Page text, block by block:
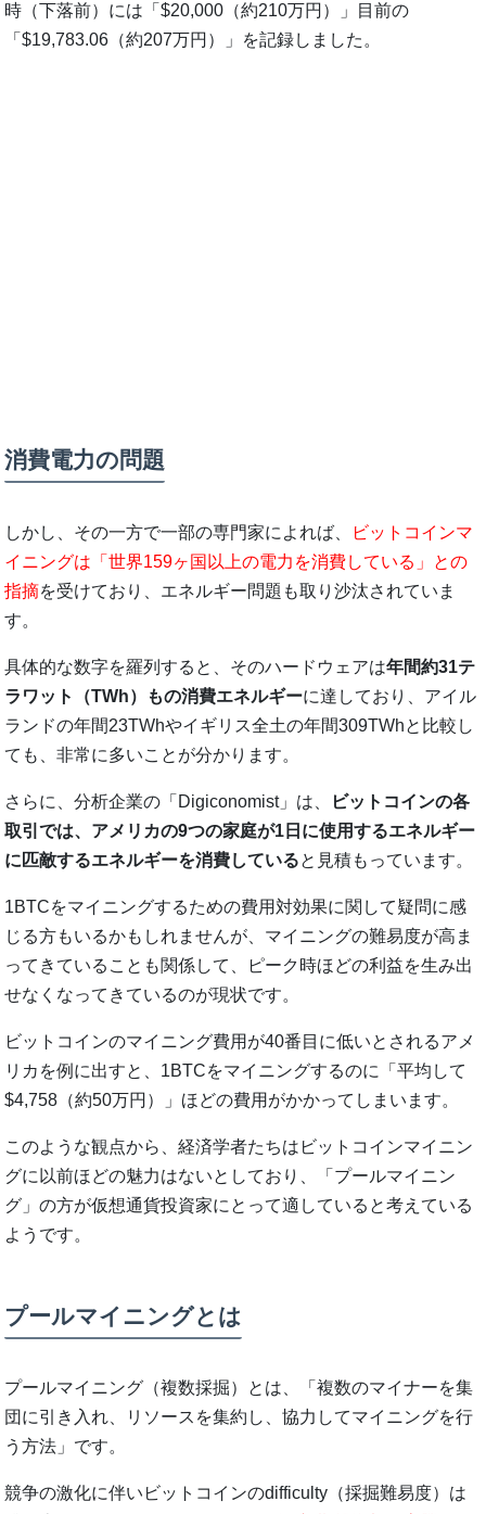
時（下落前）には「$20,000（約210万円）」目前の
「$19,783.06（約207万円）」を記録しました。
消費電力の問題
しかし、その一方で一部の専門家によれば、
ビットコインマ
イニングは「世界159ヶ国以上の電力を消費している」との
指摘を受けており、エネルギー問題も取り沙汰されていま
す。
具体的な数字を羅列すると、そのハードウェアは年間約31テ
ラワット（TWh）もの消費エネルギーに達しており、アイル
ランドの年間23TWhやイギリス全土の年間309TWhと比較し
ても、非常に多いことが分かります。
さらに、分析企業の「Digiconomist」は、
ビットコインの各
取引では、アメリカの9つの家庭が1日に使用するエネルギー
に匹敵するエネルギーを消費していると見積もっています。
1BTCをマイニングするための費用対効果に関して疑問に感
じる方もいるかもしれませんが、マイニングの難易度が高ま
ってきていることも関係して、ピーク時ほどの利益を生み出
せなくなってきているのが現状です。
ビットコインのマイニング費用が40番目に低いとされるアメ
リカを例に出すと、1BTCをマイニングするのに「平均して
$4,758（約50万円）」ほどの費用がかかってしまいます。
このような観点から、経済学者たちはビットコインマイニン
グに以前ほどの魅力はないとしており、「プールマイニン
グ」の方が仮想通貨投資家にとって適していると考えている
ようです。
プールマイニングとは
プールマイニング（複数採掘）とは、「複数のマイナーを集
団に引き入れ、リソースを集約し、協力してマイニングを行
う方法」です。
競争の激化に伴いビットコインのdifficulty（採掘難易度）は